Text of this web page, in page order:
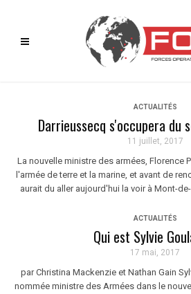
ACTUALITÉS
Darrieussecq s'occupera du
11 juillet, 2017
La nouvelle ministre des armées, Florence
l'armée de terre et la marine, et avant de
aurait du aller aujourd'hui la voir à Mont-
ACTUALITÉS
Qui est Sylvie
17 mai, 2017
par Christina Mackenzie et Nathan Gain
nommée ministre des Armées dans le